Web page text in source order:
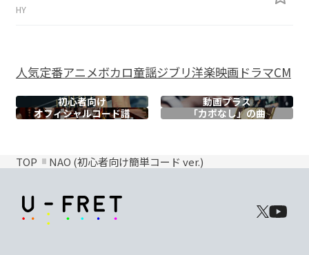
HY
人気定番アニメボカロ童謡ジブリ洋楽映画ドラマCM
初心者向け
動画プラス
オフィシャルコード譜 「カポなし」の曲
TOP NAO (初心者向け簡単コード ver.)